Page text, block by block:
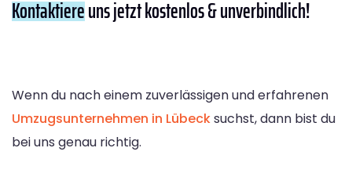
Kontaktiereuns jetzt kostenlos & unverbindlich!
Wenn du nach einem zuverlässigen und erfahrenen
Umzugsunternehmen in Lübecksuchst, dann bist du
bei uns genau richtig.